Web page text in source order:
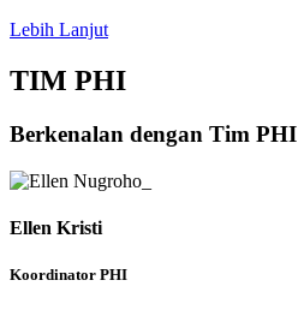
Lebih Lanjut
TIM PHI
Berkenalan dengan Tim PHI
Ellen Kristi
Koordinator PHI